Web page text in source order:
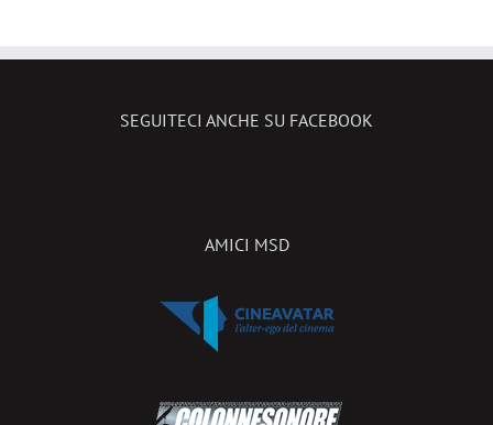
SEGUITECI ANCHE SU FACEBOOK
AMICI MSD